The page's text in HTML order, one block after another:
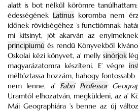
alatt is bot nélkűl körömre
édességének Latinus koromba nem
időnek rövidségéhez ’s functiómnak
mi kitsinyt, jót akarván az
principiumú és rendű Könyvekből
Oskolai kézi könyvet, a’ melly sinórjok
magyarázatomra készíteni. E’ végre
méltóztassa hozzám, hahogy
nem lenne, a’ Fabri Professor
Uramtól elhozatván, megküldeni, az a’
Mái Geographiára ’s benne az új